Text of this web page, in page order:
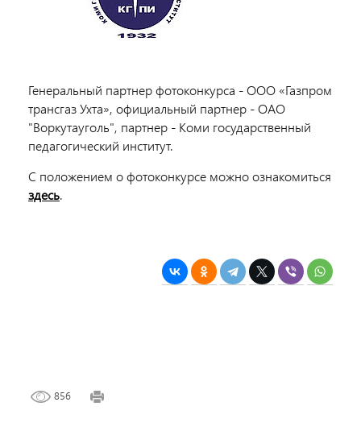
Генеральный партнер фотоконкурса - ООО «Газпром
трансгаз Ухта», официальный партнер - ОАО
"Воркутауголь", партнер - Коми государственный
педагогический институт.
С положением о фотоконкурсе можно ознакомиться
здесь.
856